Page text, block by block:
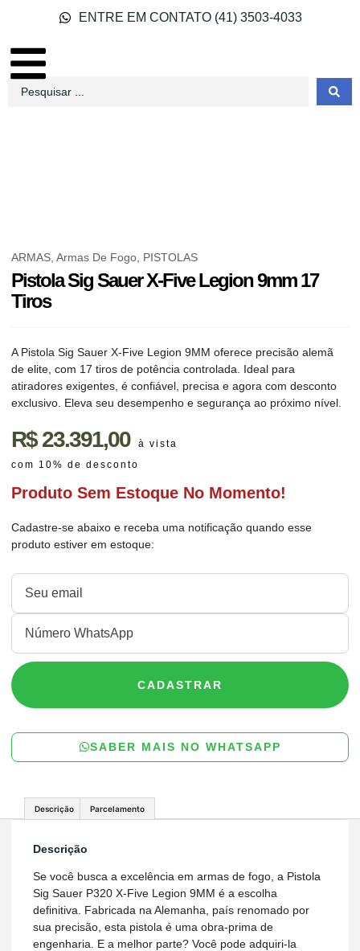
ENTRE EM CONTATO (41) 3503-4033
ARMAS Armas De Fogo PISTOLAS
Pistola Sig Sauer X-Five Legion 9mm 17
Tiros
A Pistola Sig Sauer X-Five Legion 9MM oferece precisão alemã
de elite, com 17 tiros de potência controlada. Ideal para
atiradores exigentes, é confiável, precisa e agora com desconto
exclusivo. Eleva seu desempenho e segurança ao próximo nível.
R$23.391,00
à vista
com 10% de desconto
Produto Sem Estoque No Momento!
Cadastre-se abaixo e receba uma notificação quando esse
produto estiver em estoque:
CADASTRAR
SABER MAIS NO WHATSAPP
Descrição Parcelamento
Descrição
Se você busca a excelência em armas de fogo, a Pistola
Sig Sauer P320 X-Five Legion 9MM é a escolha
definitiva. Fabricada na Alemanha, país renomado por
sua precisão, esta pistola é uma obra-prima de
engenharia. E a melhor parte? Você pode adquiri-la